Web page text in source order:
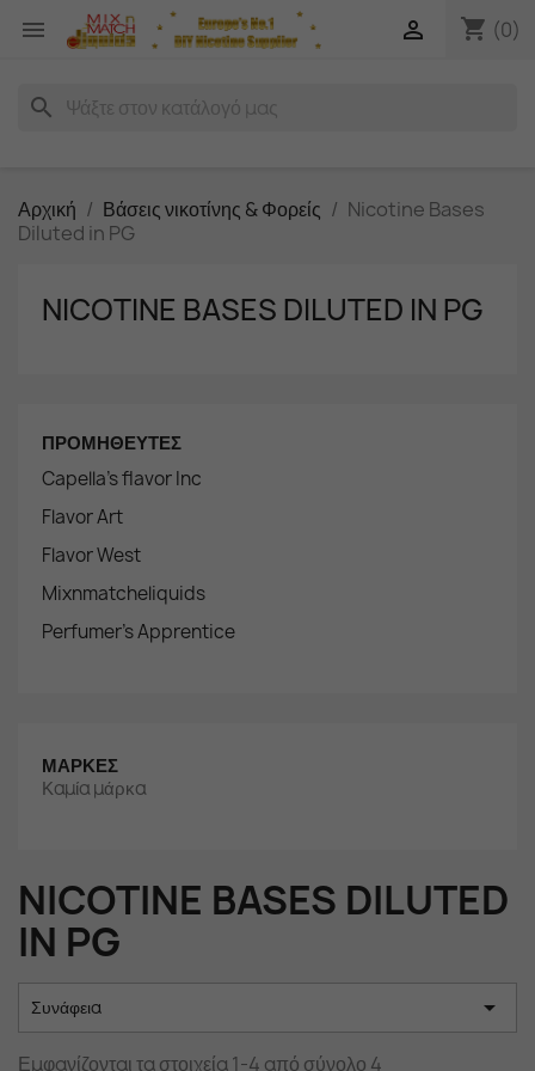
 shopping_cart (0)

search
Αρχική Βάσεις νικοτίνης & Φορείς
Nicotine Bases
Diluted in PG
NICOTINE BASES DILUTED IN PG
ΠΡΟΜΗΘΕΥΤΈΣ
Capella's flavor Inc
Flavor Art
Flavor West
Mixnmatcheliquids
Perfumer's Apprentice
ΜΆΡΚΕΣ
Καμία μάρκα
NICOTINE BASES DILUTED
IN PG
Συνάφεια 
Εμφανίζονται τα στοιχεία 1-4 από σύνολο 4